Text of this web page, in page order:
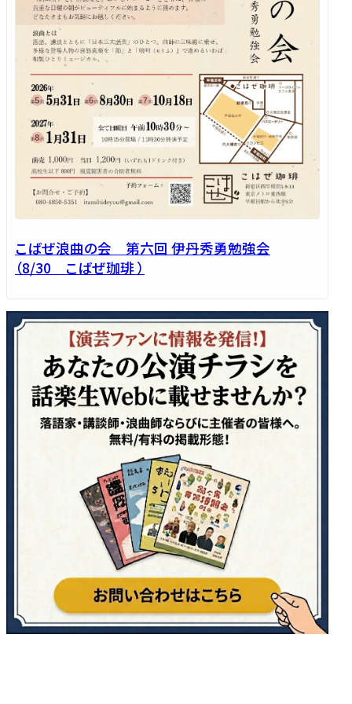
こばぜ浪曲の会 第六回 伊丹秀勇勉強会
（8/30 こばぜ珈琲 ）